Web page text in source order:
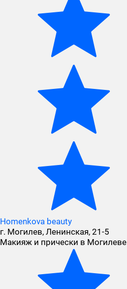
Homenkova beauty
г. Могилев, Ленинская, 21-5
Макияж и прически в Могилеве